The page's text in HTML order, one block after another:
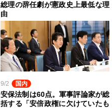
総理の辞任劇が憲政史上最低な理
由
9/2 国内
安保法制は60点。軍事評論家が総
括する「安倍政権に欠けていたも